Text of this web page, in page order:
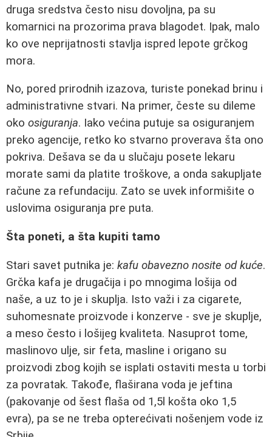
druga sredstva često nisu dovoljna, pa su
komarnici na prozorima prava blagodet. Ipak, malo
ko ove neprijatnosti stavlja ispred lepote grčkog
mora.
No, pored prirodnih izazova, turiste ponekad brinu i
administrativne stvari. Na primer, česte su dileme
oko osiguranja. Iako većina putuje sa osiguranjem
preko agencije, retko ko stvarno proverava šta ono
pokriva. Dešava se da u slučaju posete lekaru
morate sami da platite troškove, a onda sakupljate
račune za refundaciju. Zato se uvek informišite o
uslovima osiguranja pre puta.
Šta poneti, a šta kupiti tamo
Stari savet putnika je: kafu obavezno nosite od kuće.
Grčka kafa je drugačija i po mnogima lošija od
naše, a uz to je i skuplja. Isto važi i za cigarete,
suhomesnate proizvode i konzerve - sve je skuplje,
a meso često i lošijeg kvaliteta. Nasuprot tome,
maslinovo ulje, sir feta, masline i origano su
proizvodi zbog kojih se isplati ostaviti mesta u torbi
za povratak. Takođe, flaširana voda je jeftina
(pakovanje od šest flaša od 1,5l košta oko 1,5
evra), pa se ne treba opterećivati nošenjem vode iz